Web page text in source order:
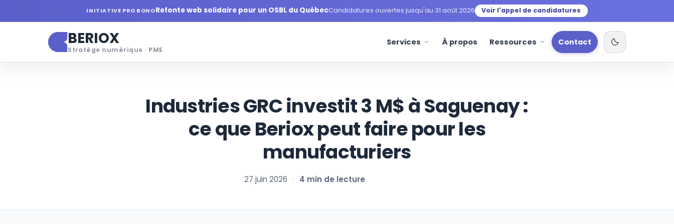
INITIATIVE PRO BONORefonte web solidaire pour un OSBL du QuébecCandidatures ouvertes jusqu'au 31 août 2026 Voir l'appel de candidatures
BERIOX
Stratège numérique · PME
Services À propos Ressources Contact
Industries GRC investit 3 M$ à Saguenay :
ce que Beriox peut faire pour les
manufacturiers
27 juin 2026 · 4 min de lecture